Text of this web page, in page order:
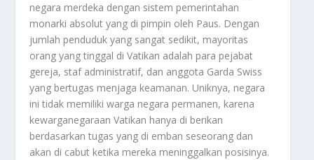
negara merdeka dengan sistem pemerintahan
monarki absolut yang di pimpin oleh Paus. Dengan
jumlah penduduk yang sangat sedikit, mayoritas
orang yang tinggal di Vatikan adalah para pejabat
gereja, staf administratif, dan anggota Garda Swiss
yang bertugas menjaga keamanan. Uniknya, negara
ini tidak memiliki warga negara permanen, karena
kewarganegaraan Vatikan hanya di berikan
berdasarkan tugas yang di emban seseorang dan
akan di cabut ketika mereka meninggalkan posisinya.